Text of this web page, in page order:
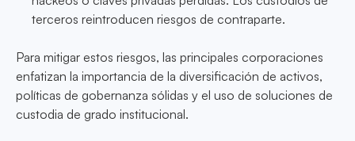
terceros reintroducen riesgos de contraparte.
Para mitigar estos riesgos, las principales corporaciones
enfatizan la importancia de la diversificación de activos,
políticas de gobernanza sólidas y el uso de soluciones de
custodia de grado institucional.